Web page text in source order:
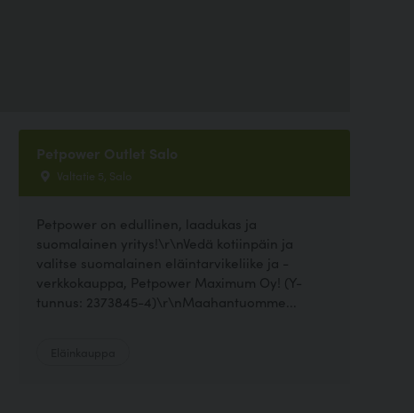
Petpower Outlet Salo
Valtatie 5, Salo
Petpower on edullinen, laadukas ja
suomalainen yritys!\r\nVedä kotiinpäin ja
valitse suomalainen eläintarvikeliike ja -
verkkokauppa, Petpower Maximum Oy! (Y-
tunnus: 2373845-4)\r\nMaahantuomme...